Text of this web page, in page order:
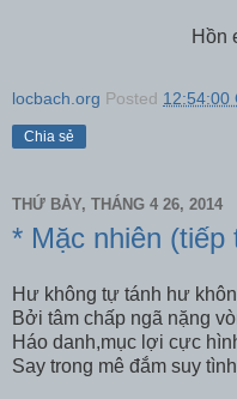
Hồn
locbach.org Posted 12:54:00
Chia sẻ
THỨ BẢY, THÁNG 4 26, 2014
* Mặc nhiên (tiếp
Hư không tự tánh hư
Bởi tâm chấp ngã nặng
Háo danh,mục lợi cực
Say trong mê đắm suy